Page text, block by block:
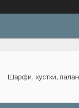
Шарфи, хустки,